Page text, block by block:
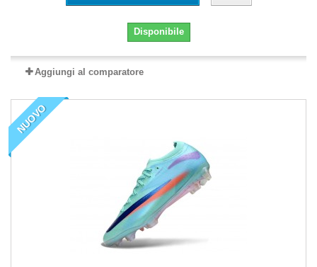
Disponibile
Aggiungi al comparatore
NUOVO